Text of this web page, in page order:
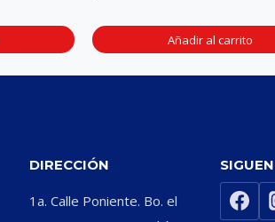
Añadir al carrito
DIRECCIÓN
1a. Calle Poniente. Bo. el